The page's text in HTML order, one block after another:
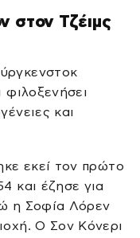
στον Τζέιμς
φιλοξενήσει
και
εκεί τον πρώτο
και έζησε για
η Σοφία Λόρεν
Ο Σον Κόνερι